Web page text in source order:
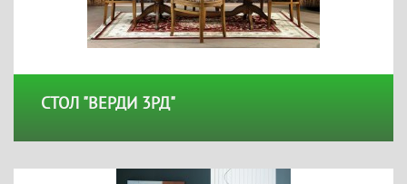
СТОЛ "ВЕРДИ 3РД"